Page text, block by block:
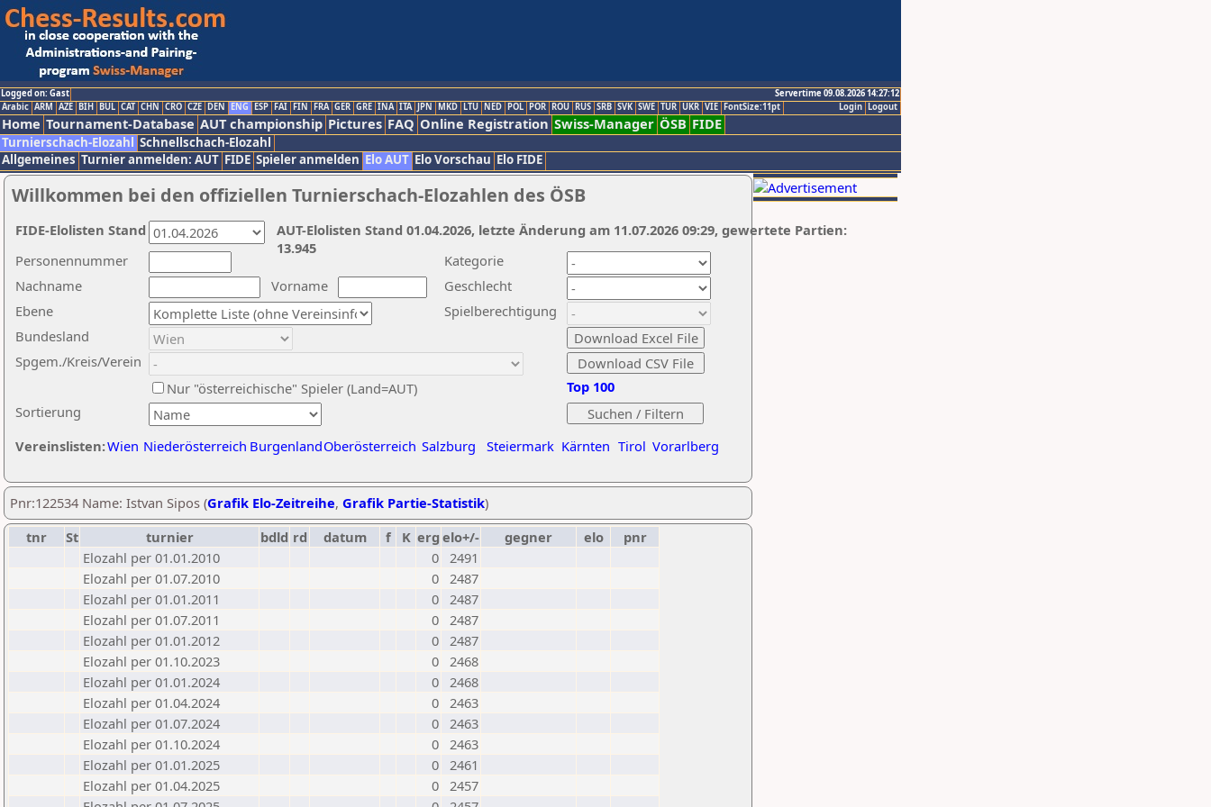
Logged on: Gast
Servertime 09.08.2026 14:27:12
Logout
Login
Arabic ARM AZE BIH BUL CAT CHN CRO CZE DEN ENG ESP FAI FIN FRA GER GRE INA ITA JPN MKD LTU NED POL POR ROU RUS SRB SVK SWE TUR UKR VIE FontSize:11pt
Home Tournament-Database AUT championship Pictures FAQ Online Registration Swiss-Manager ÖSB FIDE
Turnierschach-Elozahl Schnellschach-Elozahl
Allgemeines Turnier anmelden: AUT FIDE Spieler anmelden Elo AUT Elo Vorschau Elo FIDE
Willkommen bei den offiziellen Turnierschach-Elozahlen des ÖSB
Nachname
Vorname
Ebene
Kategorie
Sortierung
Personennummer
Bundesland
Spgem./Kreis/Verein
Geschlecht
Nur "österreichische" Spieler (Land=AUT)
Spielberechtigung
Vereinslisten:Wien Niederösterreich BurgenlandOberösterreich Salzburg Steiermark Kärnten Tirol Vorarlberg
Top 100
AUT-Elolisten Stand 01.04.2026, letzte Änderung am 11.07.2026 09:29, gewertete Partien:
13.945
FIDE-Elolisten Stand
Pnr:122534 Name: Istvan Sipos (Grafik Elo-Zeitreihe, Grafik Partie-Statistik)
tnr
St turnier bdld rd datum f K erg elo+/- gegner elo
pnr
Elozahl per 01.01.2010
0 2491
Elozahl per 01.07.2010
0 2487
Elozahl per 01.01.2011
0 2487
Elozahl per 01.07.2011
0 2487
Elozahl per 01.01.2012
0 2487
Elozahl per 01.10.2023
0 2468
Elozahl per 01.01.2024
0 2468
Elozahl per 01.04.2024
0 2463
Elozahl per 01.07.2024
0 2463
Elozahl per 01.10.2024
0 2463
Elozahl per 01.01.2025
0 2461
Elozahl per 01.04.2025
0 2457